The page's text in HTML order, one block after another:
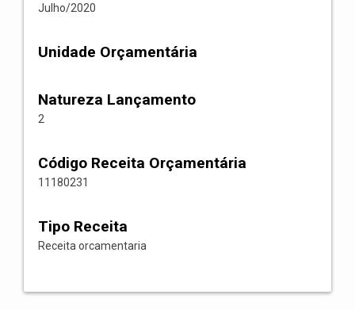
Julho/2020
Unidade Orçamentária
Natureza Lançamento
2
Código Receita Orçamentária
11180231
Tipo Receita
Receita orcamentaria